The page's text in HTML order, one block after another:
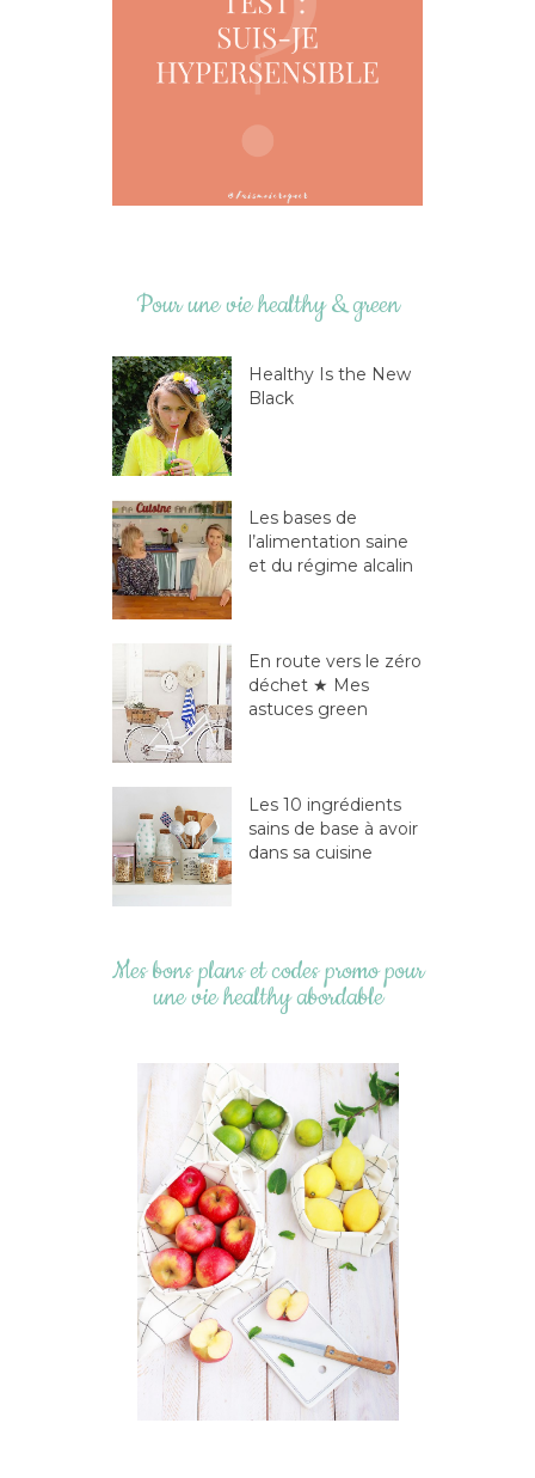
Pour une vie healthy & green
Healthy Is the New
Black
Les bases de
l’alimentation saine
et du régime alcalin
En route vers le zéro
déchet ★ Mes
astuces green
Les 10 ingrédients
sains de base à avoir
dans sa cuisine
Mes bons plans et codes promo pour
une vie healthy abordable